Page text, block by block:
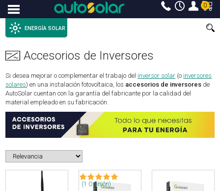
Menu 0
ENERGÍA SOLAR
Accesorios de Inversores
Si desea mejorar o complementar el trabajo del inversor solar (o inversores
solares) en una instalación fotovoltaica, los accesorios de inversores de
AutoSolar cuentan con la garantía del fabricante por la calidad del
material empleado en su fabricación.
(1 Opinión)